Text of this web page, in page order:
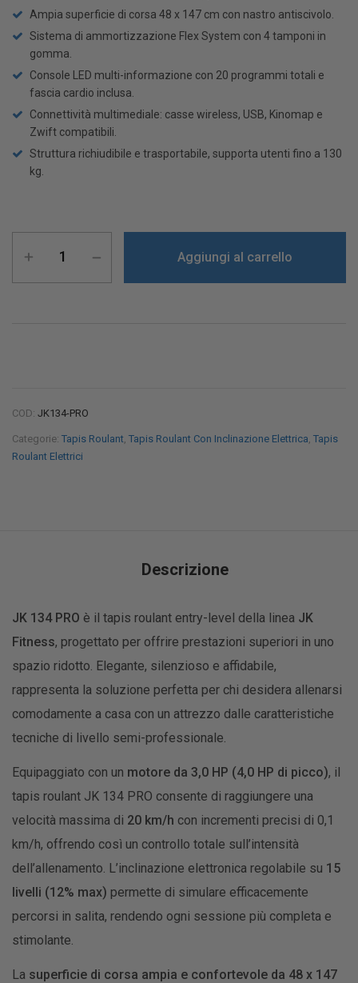
Ampia superficie di corsa 48 x 147 cm con nastro antiscivolo.
Sistema di ammortizzazione Flex System con 4 tamponi in
gomma.
Console LED multi-informazione con 20 programmi totali e
fascia cardio inclusa.
Connettività multimediale: casse wireless, USB, Kinomap e
Zwift compatibili.
Struttura richiudibile e trasportabile, supporta utenti fino a 130
kg.
Aggiungi al carrello
COD: JK134-PRO
Categorie: Tapis Roulant Tapis Roulant Con Inclinazione Elettrica Tapis
Roulant Elettrici
Descrizione
JK 134 PRO è il tapis roulant entry-level della linea JK
Fitness, progettato per offrire prestazioni superiori in uno
spazio ridotto. Elegante, silenzioso e affidabile,
rappresenta la soluzione perfetta per chi desidera allenarsi
comodamente a casa con un attrezzo dalle caratteristiche
tecniche di livello semi-professionale.
Equipaggiato con un motore da 3,0 HP (4,0 HP di picco), il
tapis roulant JK 134 PRO consente di raggiungere una
velocità massima di 20 km/h con incrementi precisi di 0,1
km/h, offrendo così un controllo totale sull’intensità
dell’allenamento. L’inclinazione elettronica regolabile su 15
livelli (12% max) permette di simulare efficacemente
percorsi in salita, rendendo ogni sessione più completa e
stimolante.
La superficie di corsa ampia e confortevole da 48 x 147